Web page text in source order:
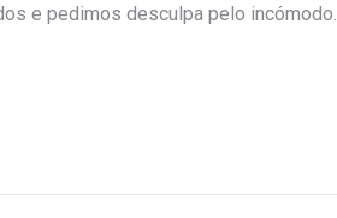
e pedimos desculpa pelo incómodo.